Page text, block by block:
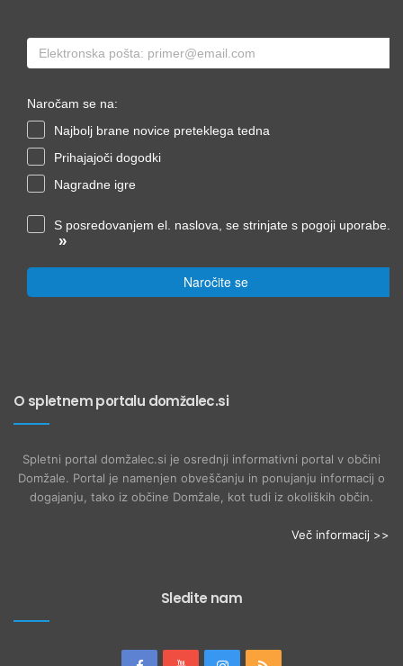
Naročam se na:
Najbolj brane novice preteklega tedna
Prihajajoči dogodki
Nagradne igre
S posredovanjem el. naslova, se strinjate s pogoji uporabe.
»
Naročite se
O spletnem portalu domžalec.si
Spletni portal domžalec.si je osrednji informativni portal v občini
Domžale. Portal je namenjen obveščanju in ponujanju informacij o
dogajanju, tako iz občine Domžale, kot tudi iz okoliških občin.
Več informacij >>
Sledite nam